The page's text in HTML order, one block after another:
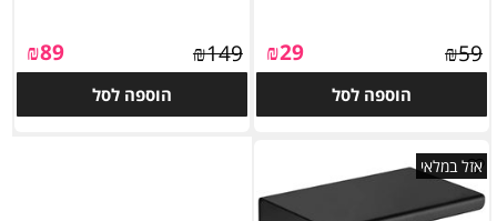
₪59
₪29
הוספה לסל
₪149
₪89
הוספה לסל
אזל במלאי